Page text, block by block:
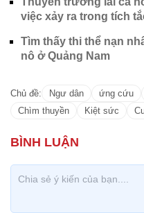
việc xảy ra trong tích
Tìm thấy thi thể nạn
nô ở Quảng Nam
Chủ đề: Ngư dân ứng cứu
Chìm thuyền
Kiệt sức